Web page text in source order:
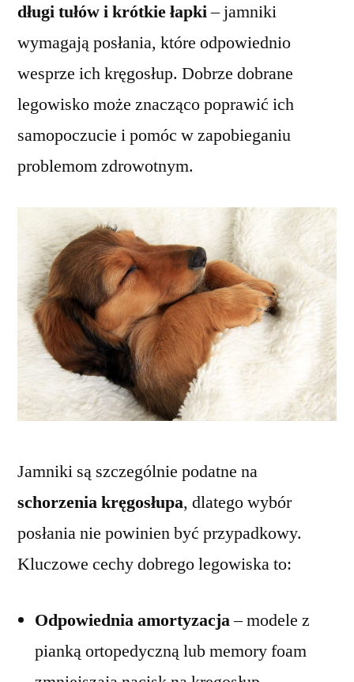
długi tułów i krótkie łapki– jamniki
wymagają posłania, które odpowiednio
wesprze ich kręgosłup. Dobrze dobrane
legowisko może znacząco poprawić ich
samopoczucie i pomóc w zapobieganiu
problemom zdrowotnym.
Jamniki są szczególnie podatne na
schorzenia kręgosłupa, dlatego wybór
posłania nie powinien być przypadkowy.
Kluczowe cechy dobrego legowiska to:
Odpowiednia amortyzacja– modele z
pianką ortopedyczną lub memory foam